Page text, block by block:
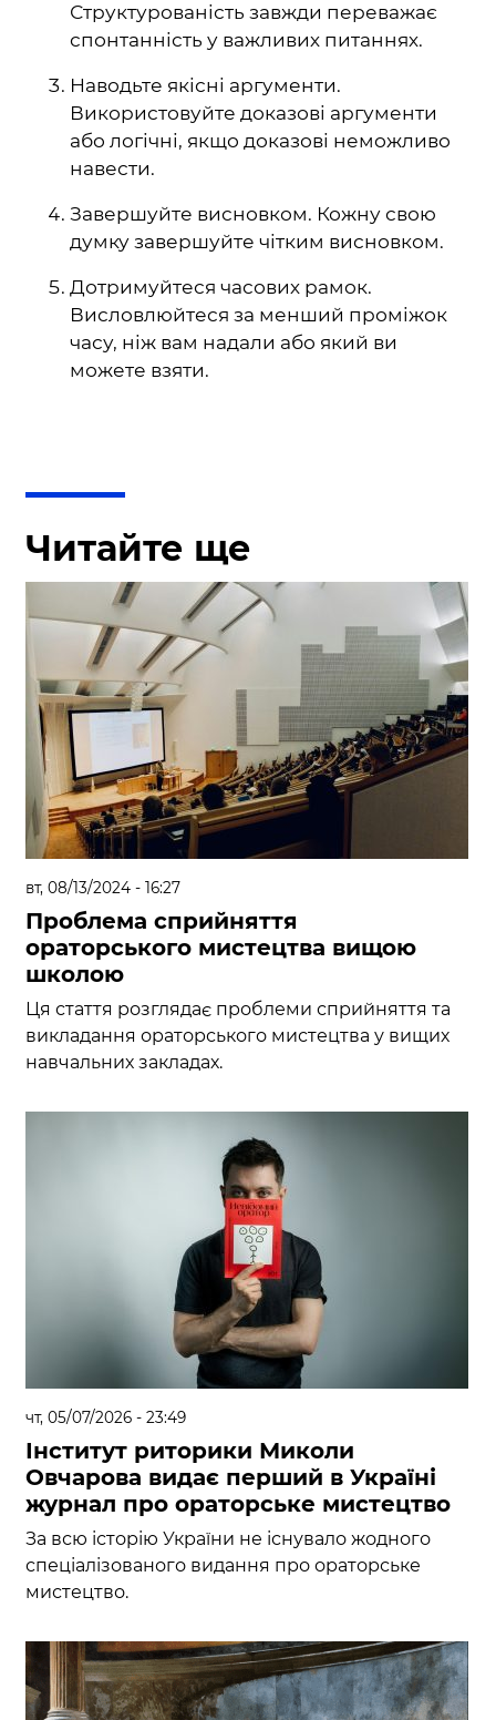
Структурованість завжди переважає
спонтанність у важливих питаннях.
Наводьте якісні аргументи.
Використовуйте доказові аргументи
або логічні, якщо доказові неможливо
навести.
Завершуйте висновком. Кожну свою
думку завершуйте чітким висновком.
Дотримуйтеся часових рамок.
Висловлюйтеся за менший проміжок
часу, ніж вам надали або який ви
можете взяти.
Читайте ще
вт, 08/13/2024 - 16:27
Проблема сприйняття
ораторського мистецтва вищою
школою
Ця стаття розглядає проблеми сприйняття та
викладання ораторського мистецтва у вищих
навчальних закладах.
чт, 05/07/2026 - 23:49
Інститут риторики Миколи
Овчарова видає перший в Україні
журнал про ораторське мистецтво
За всю історію України не існувало жодного
спеціалізованого видання про ораторське
мистецтво.